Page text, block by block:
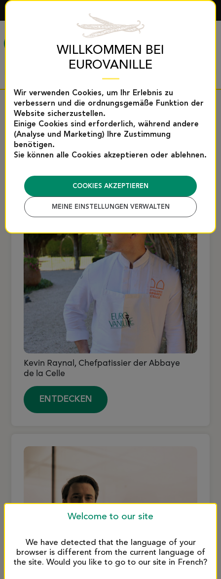
WILLKOMMEN BEI
EUROVANILLE
Wir verwenden Cookies, um Ihr Erlebnis zu
verbessern und die ordnungsgemäße Funktion der
Website sicherzustellen.
Einige Cookies sind erforderlich, während andere
(Analyse und Marketing) Ihre Zustimmung
benötigen.
Sie können alle Cookies akzeptieren oder ablehnen.
COOKIES AKZEPTIEREN
MEINE EINSTELLUNGEN VERWALTEN
WORTE DER
SPITZENKÖCHE
Kevin Raynal, Chefpatissier der Abbaye
de la Celle
ENTDECKEN
Welcome to our site
We have detected that the language of your
browser is different from the current language of
the site. Would you like to go to our site in French?